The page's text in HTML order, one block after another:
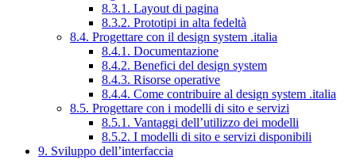
8.3.1. Layout di pagina
8.3.2. Prototipi in alta fedeltà
8.4. Progettare con il design system .italia
8.4.1. Documentazione
8.4.2. Benefici del design system
8.4.3. Risorse operative
8.4.4. Come contribuire al design system .italia
8.5. Progettare con i modelli di sito e servizi
8.5.1. Vantaggi dell’utilizzo dei modelli
8.5.2. I modelli di sito e servizi disponibili
9. Sviluppo dell’interfaccia